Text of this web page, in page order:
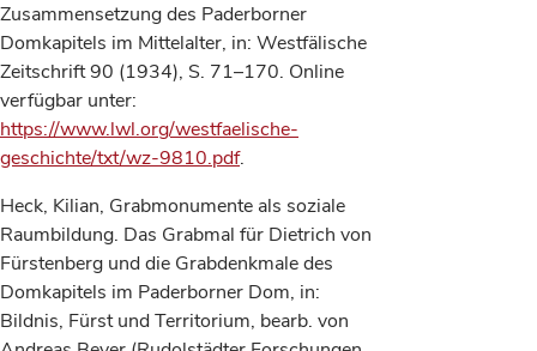
Zusammensetzung des Paderborner
Domkapitels im Mittelalter, in: Westfälische
Zeitschrift 90 (1934), S. 71–170. Online
verfügbar unter:
https://www.lwl.org/westfaelische-
geschichte/txt/wz-9810.pdf.
Heck, Kilian, Grabmonumente als soziale
Raumbildung. Das Grabmal für Dietrich von
Fürstenberg und die Grabdenkmale des
Domkapitels im Paderborner Dom, in:
Bildnis, Fürst und Territorium, bearb. von